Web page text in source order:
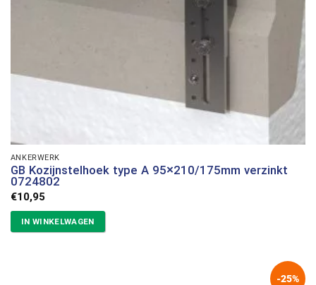
ANKERWERK
GB Kozijnstelhoek type A 95×210/175mm verzinkt
0724802
€10,95
IN WINKELWAGEN
-25%